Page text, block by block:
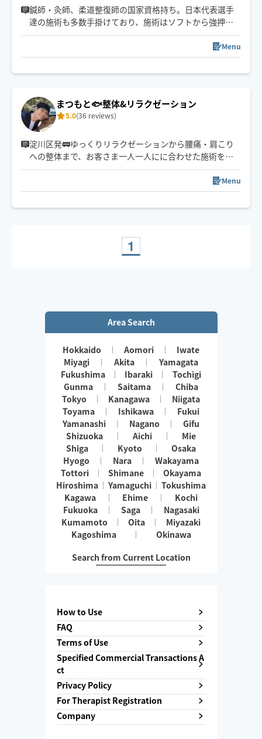
心をこめて伺います🥺🩵
鍼師・灸師、柔道整復師の国家資格持ち。日本代表選手
達の施術も多数手掛けており、施術はソフトから強押し
まで幅広く対応できます。
頭の先から足先まで全身可能ですが特に足には絶対的自
信がありますのでお疲れの方は是非。
Menu
まつもと🐟整体&リラクゼーション
5.0(36 reviews)
淀川区発🚃ゆっくりリラクゼーションから腰痛・肩こり
への整体まで、お客さま一人一人にに合わせた施術を心
がけております❗️【生涯楽しく過ごせる体づくり】を心を
込めてお手伝いいたします。ぜひ一度お試しください😊
早着可能地域もございますので、ご予約の際コメントに
てお問い合わせください✨
Menu
1
Area Search
Hokkaido Aomori
Iwate
Miyagi
Akita
Yamagata
Fukushima
Ibaraki
Tochigi
Gunma
Saitama
Chiba
Tokyo
Kanagawa
Niigata
Toyama
Ishikawa
Fukui
Yamanashi
Nagano
Gifu
Shizuoka
Aichi
Mie
Shiga
Kyoto
Osaka
Hyogo
Nara
Wakayama
Tottori
Shimane
Okayama
Hiroshima
Yamaguchi
Tokushima
Kagawa
Ehime
Kochi
Fukuoka
Saga
Nagasaki
Kumamoto
Oita
Miyazaki
Kagoshima
Okinawa
Search from Current Location
How to Use
FAQ
Terms of Use
Specified Commercial Transactions A
ct
Privacy Policy
For Therapist Registration
Company